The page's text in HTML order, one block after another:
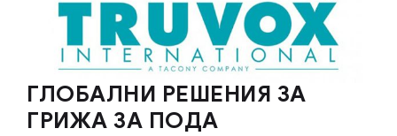
ГЛОБАЛНИ РЕШЕНИЯ ЗА
ГРИЖА ЗА ПОДА